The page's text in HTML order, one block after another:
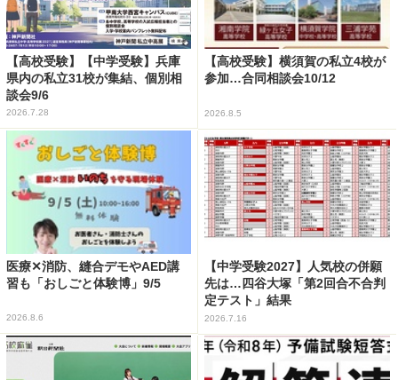
【高校受験】【中学受験】兵庫
県内の私立31校が集結、個別相
談会9/6
2026.7.28
【高校受験】横須賀の私立4校が
参加…合同相談会10/12
2026.8.5
医療✕消防、縫合デモやAED講
習も「おしごと体験博」9/5
2026.8.6
【中学受験2027】人気校の併願
先は…四谷大塚「第2回合不合判
定テスト」結果
2026.7.16